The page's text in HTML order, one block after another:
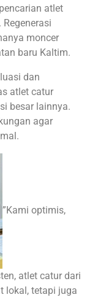
atlet
moncer
baru Kaltim.
dan
atlet catur
besar lainnya.
agar
”Kami optimis,
atlet catur dari
lokal, tetapi juga